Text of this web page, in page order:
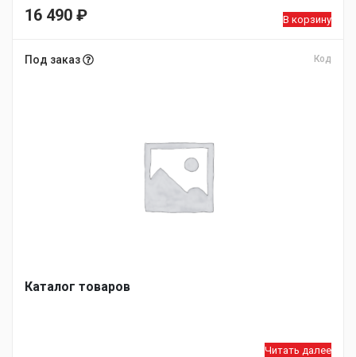
16 490 ₽ В корзину
Под заказ Код
Каталог товаров
Читать далее